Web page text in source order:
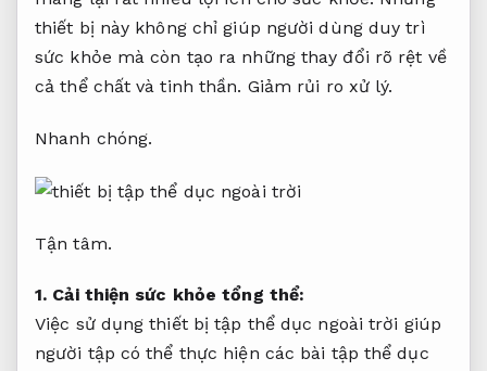
thiết bị này không chỉ giúp người dùng duy trì
sức khỏe mà còn tạo ra những thay đổi rõ rệt về
cả thể chất và tinh thần. Giảm rủi ro xử lý.
Nhanh chóng.
Tận tâm.
1. Cải thiện sức khỏe tổng thể:
Việc sử dụng thiết bị tập thể dục ngoài trời giúp
người tập có thể thực hiện các bài tập thể dục